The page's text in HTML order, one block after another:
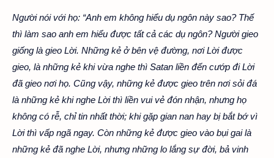
Người nói với họ: “Anh em không hiểu dụ ngôn này sao? Thế
thì làm sao anh em hiểu được tất cả các dụ ngôn? Người gieo
giống là gieo Lời. Những kẻ ở bên vệ đường, nơi Lời được
gieo, là những kẻ khi vừa nghe thì Satan liền đến cướp đi Lời
đã gieo nơi họ. Cũng vậy, những kẻ được gieo trên nơi sỏi đá
là những kẻ khi nghe Lời thì liền vui vẻ đón nhận, nhưng họ
không có rễ, chỉ tin nhất thời; khi gặp gian nan hay bị bắt bớ vì
Lời thì vấp ngã ngay. Còn những kẻ được gieo vào bụi gai là
những kẻ đã nghe Lời, nhưng những lo lắng sự đời, bả vinh